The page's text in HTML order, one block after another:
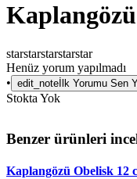
starstarstarstarstar
Henüz yorum yapılmadı
• edit_note İlk Yorumu Sen
Stokta Yok
Benzer ürünleri
Kaplangözü Obelisk 12